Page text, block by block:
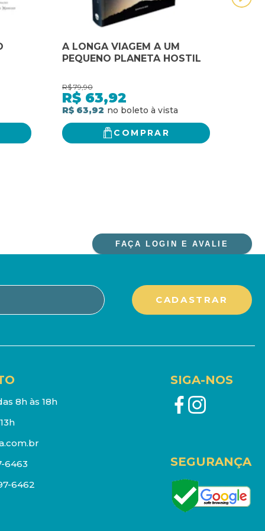
A LONGA VIAGEM A UM
PEQUENO PLANETA HOSTIL
R$ 79,90
R$ 63,92
R$ 63,92
COMPRAR
FAÇA LOGIN E AVALIE
8h às 18h
6463
6462
SIGA-NOS
SEGURANÇA